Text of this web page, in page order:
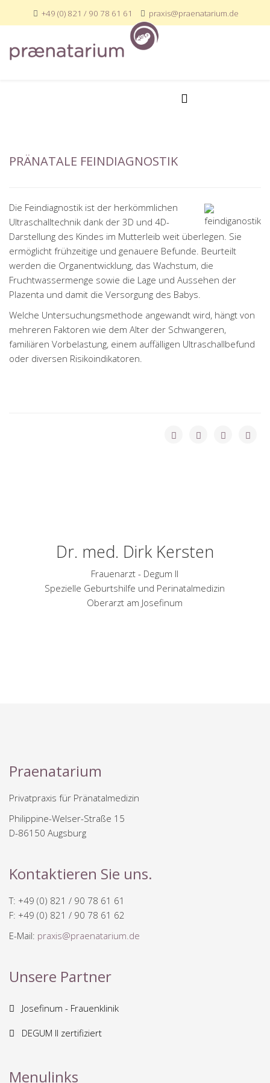
+49 (0) 821 / 90 78 61 61 praxis@praenatarium.de
PRÄNATALE FEINDIAGNOSTIK
Die Feindiagnostik ist der herkömmlichen
Ultraschalltechnik dank der 3D und 4D-
Darstellung des Kindes im Mutterleib weit überlegen. Sie
ermöglicht frühzeitige und genauere Befunde. Beurteilt
werden die Organentwicklung, das Wachstum, die
Fruchtwassermenge sowie die Lage und Aussehen der
Plazenta und damit die Versorgung des Babys.
Welche Untersuchungsmethode angewandt wird, hängt von
mehreren Faktoren wie dem Alter der Schwangeren,
familiären Vorbelastung, einem auffälligen Ultraschallbefund
oder diversen Risikoindikatoren.
Dr. med. Dirk Kersten
Frauenarzt - Degum II
Spezielle Geburtshilfe und Perinatalmedizin
Oberarzt am Josefinum
Praenatarium
Privatpraxis für Pränatalmedizin
Philippine-Welser-Straße 15
D-86150 Augsburg
Kontaktieren Sie uns.
T: +49 (0) 821 / 90 78 61 61
F: +49 (0) 821 / 90 78 61 62
E-Mail: praxis@praenatarium.de
Unsere Partner
Josefinum - Frauenklinik
DEGUM II zertifiziert
Menulinks